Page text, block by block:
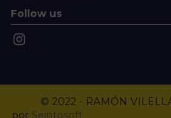
Follow us
© 2022 - RAMÓN
por Seintosoft